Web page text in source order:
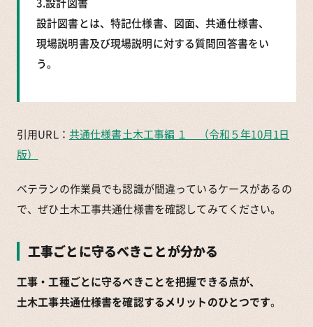
設計図書とは、特記仕様書、図面、共通仕様書、
現場説明書及び現場説明に対する質問回答書をい
う｡
引用URL： 共通仕様書土木工事編 １ （令和５年10月1日
版）
ベテランの作業員でも認識が間違っているケースがあるの
で、ぜひ土木工事共通仕様書を確認してみてください。
工事ごとに守るべきことが分かる
工事・工種ごとに守るべきことを把握できる点が、
土木工事共通仕様書を確認するメリットのひとつです。